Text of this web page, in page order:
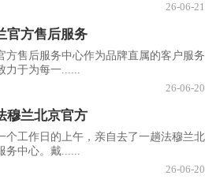
26-06-21
官方售后服务
方售后服务中心作为品牌直属的客户服务
力于为每一......
26-06-20
穆兰北京官方
个工作日的上午，亲自去了一趟法穆兰北
务中心。戴......
26-06-20